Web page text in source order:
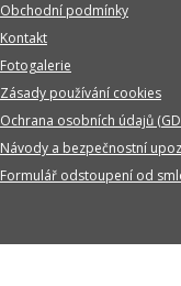
Obchodní podmínky
Kontakt
Fotogalerie
Zásady používání cookies
Ochrana osobních údajů
Návody a bezpečnostní
Formulář odstoupení od